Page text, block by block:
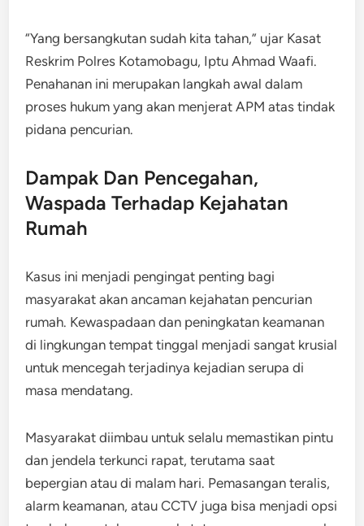
“Yang bersangkutan sudah kita tahan,” ujar Kasat
Reskrim Polres Kotamobagu, Iptu Ahmad Waafi.
Penahanan ini merupakan langkah awal dalam
proses hukum yang akan menjerat APM atas tindak
pidana pencurian.
Dampak Dan Pencegahan,
Waspada Terhadap Kejahatan
Rumah
Kasus ini menjadi pengingat penting bagi
masyarakat akan ancaman kejahatan pencurian
rumah. Kewaspadaan dan peningkatan keamanan
di lingkungan tempat tinggal menjadi sangat krusial
untuk mencegah terjadinya kejadian serupa di
masa mendatang.
Masyarakat diimbau untuk selalu memastikan pintu
dan jendela terkunci rapat, terutama saat
bepergian atau di malam hari. Pemasangan teralis,
alarm keamanan, atau CCTV juga bisa menjadi opsi